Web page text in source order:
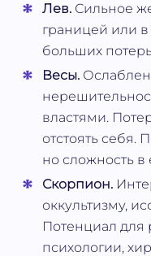
Лев. Сильное
границей или
больших потерь
Весы.
властями.
отстоять себя.
но сложность
Скорпион.
оккультизму,
Потенциал для
психологии,